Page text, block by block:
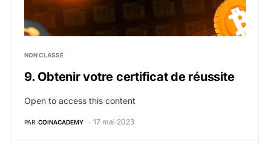
NON CLASSÉ
9. Obtenir votre certificat de réussite
Open to access this content
PAR COINACADEMY 17 mai 2023